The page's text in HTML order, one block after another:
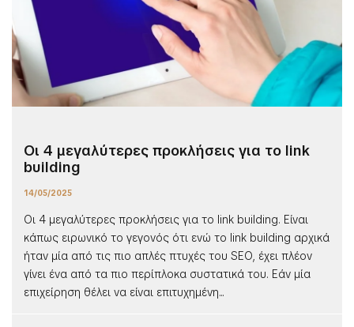
Οι 4 μεγαλύτερες προκλήσεις για το link
building
14/05/2025
Οι 4 μεγαλύτερες προκλήσεις για το link building. Είναι
κάπως ειρωνικό το γεγονός ότι ενώ το link building αρχικά
ήταν μία από τις πιο απλές πτυχές του SEO, έχει πλέον
γίνει ένα από τα πιο περίπλοκα συστατικά του. Εάν μία
επιχείρηση θέλει να είναι επιτυχημένη...